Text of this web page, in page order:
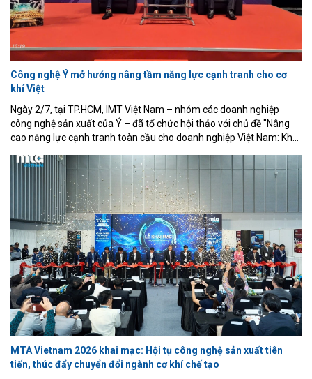
Công nghệ Ý mở hướng nâng tầm năng lực cạnh tranh cho cơ
khí Việt
Ngày 2/7, tại TP.HCM, IMT Việt Nam – nhóm các doanh nghiệp
công nghệ sản xuất của Ý – đã tổ chức hội thảo với chủ đề "Nâng
cao năng lực cạnh tranh toàn cầu cho doanh nghiệp Việt Nam: Khai
Sự kiện nằm trong khuôn khổ Triển lãm Quốc tế lần thứ 22 về Cơ
khí chính xác, Máy công cụ và Gia công kim loại (MTA Vietnam
2026), diễn ra tại Trung tâm Hội chợ và Triển lãm Sài Gòn (SECC).
MTA Vietnam 2026 khai mạc: Hội tụ công nghệ sản xuất tiên
tiến, thúc đẩy chuyển đổi ngành cơ khí chế tạo